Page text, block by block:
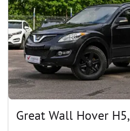
Great Wall Hover H5,